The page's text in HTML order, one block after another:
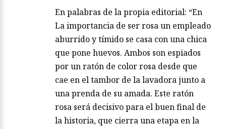
En palabras de la propia editorial: “En
La importancia de ser rosa un empleado
aburrido y tímido se casa con una chica
que pone huevos. Ambos son espiados
por un ratón de color rosa desde que
cae en el tambor de la lavadora junto a
una prenda de su amada. Este ratón
rosa será decisivo para el buen final de
la historia, que cierra una etapa en la